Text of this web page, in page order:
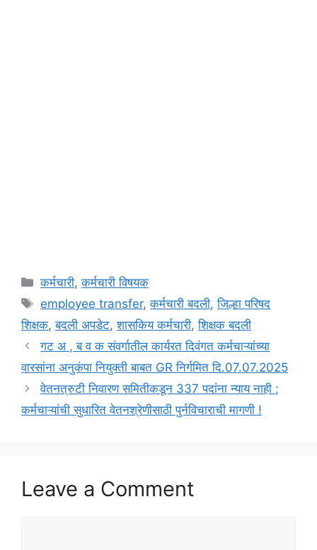
Categories
कर्मचारी,कर्मचारी विषयक
Tags
employee transfer,कर्मचारी बदली,जिल्हा परिषद
शिक्षक,बदली अपडेट,शासकिय कर्मचारी,शिक्षक बदली
गट अ , ब व क संवर्गातील कार्यरत दिवंगत कर्मचाऱ्यांच्या
वारसांना अनुकंपा नियुक्ती बाबत GR निर्गमित दि.07.07.2025
वेतनत्रुटी निवारण समितीकडून 337 पदांना न्याय नाही ;
कर्मचाऱ्यांची सुधारित वेतनश्रेणीसाठी पुर्नविचाराची मागणी !
Leave a Comment